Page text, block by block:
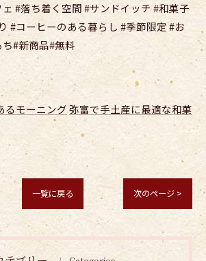
#落ち着く空間 #サンドイッチ #和菓子
#コーヒーのある暮らし #季節限定 #お
#新商品#無料
るモーニング弥富で手土産に最適な和菓
一覧に戻る 次のページ >